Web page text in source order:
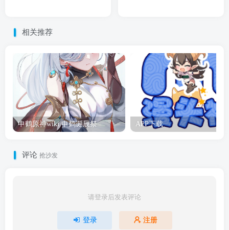
相关推荐
申鹤原神wiki 申鹤诞辰祭 APP下载
评论 抢沙发
请登录后发表评论
登录 注册